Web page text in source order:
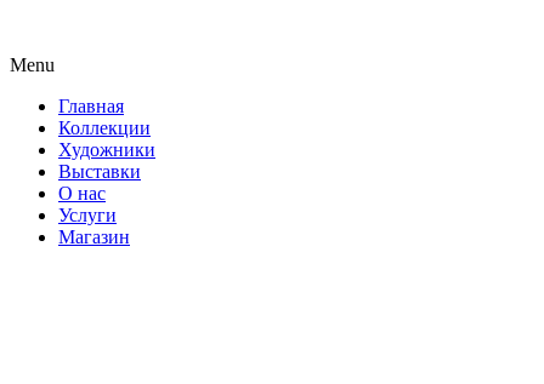
Menu
Главная
Коллекции
Художники
Выставки
О нас
Услуги
Магазин